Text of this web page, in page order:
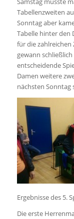
Tabellenzweiten
Sonntag aber
Tabelle hinter den
für die
gewann
entscheidende
Damen weitere
nächsten Sonntag
Ergebnisse des 5.
Die erste